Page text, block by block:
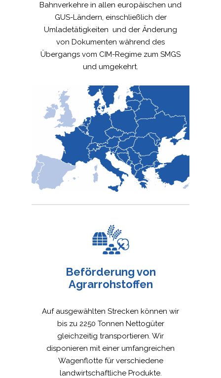
Bahnverkehre in allen europäischen und
GUS-Ländern, einschließlich der
Umladetätigkeiten und der Änderung
von Dokumenten während des
Übergangs vom CIM-Regime zum SMGS
und umgekehrt.
Beförderung von
Agrarrohstoffen
Auf ausgewählten Strecken können wir
bis zu 2250 Tonnen Nettogüter
gleichzeitig transportieren. Wir
disponieren mit einer umfangreichen
Wagenflotte für verschiedene
landwirtschaftliche Produkte.